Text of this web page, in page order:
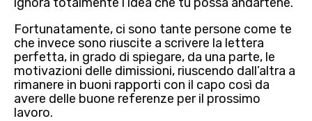
Fortunatamente, ci sono tante persone come te
che invece sono riuscite a scrivere la lettera
perfetta, in grado di spiegare, da una parte, le
motivazioni delle dimissioni, riuscendo dall’altra a
rimanere in buoni rapporti con il capo così da
avere delle buone referenze per il prossimo
lavoro.